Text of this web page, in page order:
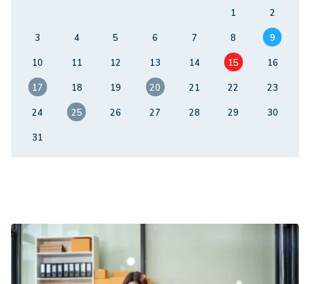
1
2
3
4 5 6 7 8
9
10
11 12 13 14 15
16
17
18 19 20 21 22
23
24
25 26 27 28 29
30
31